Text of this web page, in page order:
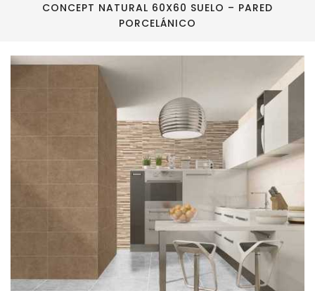
CONCEPT NATURAL 60X60 SUELO – PARED
PORCELÁNICO